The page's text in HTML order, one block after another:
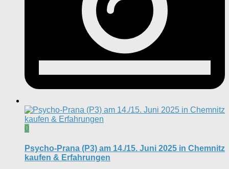
0
Psycho-Prana (P3) am 14./15. Juni 2025 in Chemnitz
kaufen & Erfahrungen